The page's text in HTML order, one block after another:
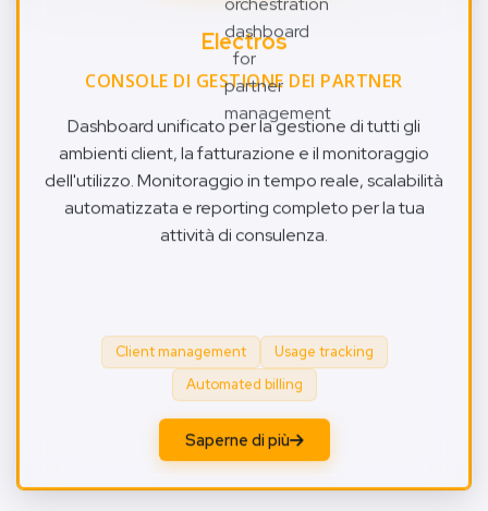
Electros
CONSOLE DI GESTIONE DEI PARTNER
Dashboard unificato per la gestione di tutti gli
ambienti client, la fatturazione e il monitoraggio
dell'utilizzo. Monitoraggio in tempo reale, scalabilità
automatizzata e reporting completo per la tua
attività di consulenza.
Client management
Usage tracking
Automated billing
Saperne di più